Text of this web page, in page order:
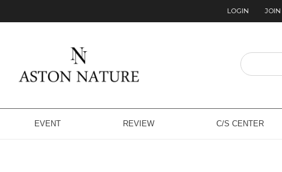
LOGIN JOIN
EVENT REVIEW C/S CENTER